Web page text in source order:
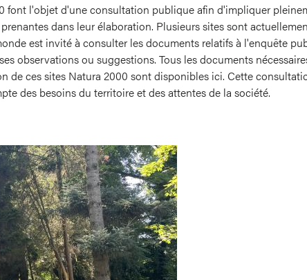
font l'objet d'une consultation publique afin d'impliquer
dans leur élaboration. Plusieurs sites sont
est invité à consulter les documents relatifs à l'enquête
observations ou suggestions. Tous les documents
de ces sites Natura 2000 sont disponibles ici. Cette
des besoins du territoire et des attentes de la société.